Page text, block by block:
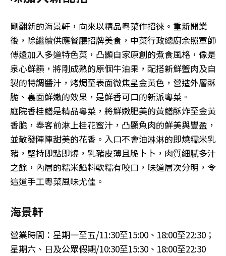
剛翻新的海景軒，向來以精品粵菜作招徠。重新開業
後，除繼續供應餐廳招牌美食，中菜行政總廚余照軍師
傅還加入多道特色菜，凸顯自家原創的煮食風格，像是
泉心鮮韻，將剛成熟的原個牛油果，配搭新鮮蟹肉及自
製的特調醬汁，烤焗至表面微焦呈金黃色，營造外層酥
脆、裏面鮮嫩的效果，是鮮香可口的新派粵菜。
庭院香桂鱔是精品粵菜，將鮮嫩肥美的黃鱔酥炸至金黃
香脆，奉客前淋上桂花蜜汁，凸顯魚肉的鮮美與豐盈，
並散發陣陣甜美的花香。入口不會油淋淋的即燒糯米乳
豬，堅持即點即燒，乳豬皮薄且脆卜卜，肉質細膩多汁
之餘，內層的糯米餡料軟糯有咬口，味道層次分明，令
這道手工粵菜風味尤佳。
海景軒
營業時間：星期一至五/11:30至15:00、18:00至22:30；
星期六、日及公眾假期/10:30至15:30、18:00至22:30